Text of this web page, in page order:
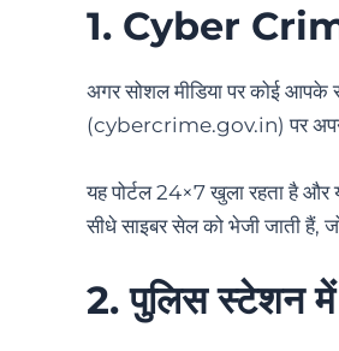
1. Cyber
अगर सोशल मीडिया पर कोई आपके
(cybercrime.gov.in) पर
यह पोर्टल 24×7 खुला रहता है और
सीधे साइबर सेल को भेजी जाती हैं,
2.पुलिस स्टेशन में